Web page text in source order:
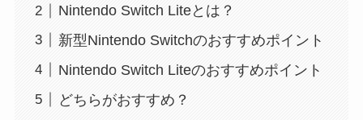
Nintendo Switch Liteとは？
新型Nintendo Switchのおすすめポイント
Nintendo Switch Liteのおすすめポイント
どちらがおすすめ？